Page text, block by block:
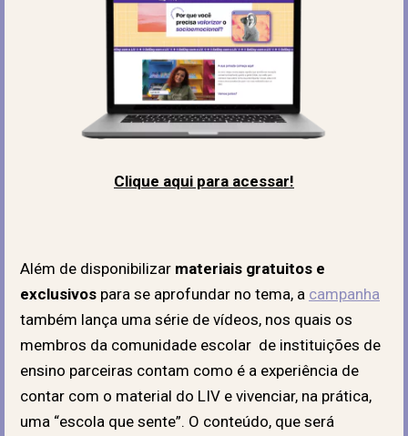
Clique aqui para acessar!
Além de disponibilizar materiais gratuitos e
exclusivos para se aprofundar no tema, a campanha
também lança uma série de vídeos, nos quais os
membros da comunidade escolar de instituições de
ensino parceiras contam como é a experiência de
contar com o material do LIV e vivenciar, na prática,
uma “escola que sente”. O conteúdo, que será